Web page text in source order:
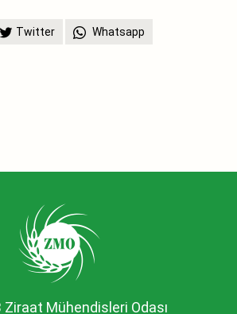
Twitter Whatsapp
Ziraat Mühendisleri Odası